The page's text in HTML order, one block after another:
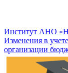
Институт АНО
Изменения в
организации